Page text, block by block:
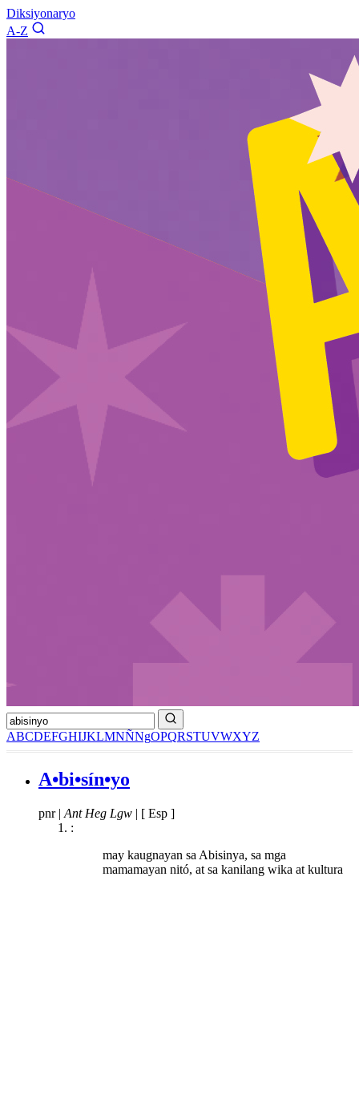
Diksiyonaryo
A-Z
ABCDEFGHIJKLMNÑNgOPQRSTUVWXYZ
A•bi•sín•yo
pnr | Ant Heg Lgw | [ Esp ]
:
may kaugnayan sa Abisinya, sa mga
mamamayan nitó, at sa kanilang wika at kultura